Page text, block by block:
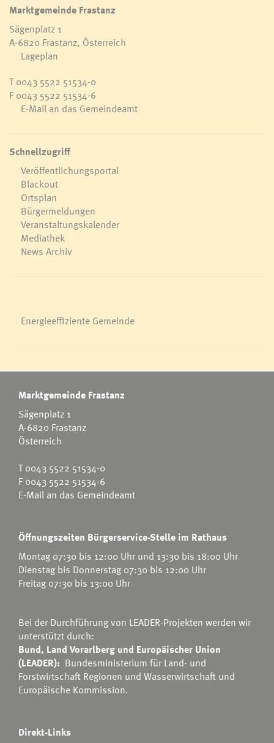
Marktgemeinde Frastanz
Sägenplatz 1
A-6820 Frastanz, Österreich
Lageplan
T0043 5522 51534-0
F 0043 5522 51534-6
E-Mail an das Gemeindeamt
Schnellzugriff
Veröffentlichungsportal
Blackout
Ortsplan
Bürgermeldungen
Veranstaltungskalender
Mediathek
News Archiv
Energieeffiziente Gemeinde
Marktgemeinde Frastanz
Sägenplatz 1
A-6820 Frastanz
Österreich
T0043 5522 51534-0
F 0043 5522 51534-6
E-Mail an das Gemeindeamt
Öffnungszeiten Bürgerservice-Stelle im Rathaus
Montag 07:30 bis 12:00 Uhr und 13:30 bis 18:00 Uhr
Dienstag bis Donnerstag 07:30 bis 12:00 Uhr
Freitag 07:30 bis 13:00 Uhr
Bei der Durchführung von LEADER-Projekten werden wir
unterstützt durch:
Bund, Land Vorarlberg und Europäischer Union
(LEADER): Bundesministerium für Land- und
Forstwirtschaft Regionen und Wasserwirtschaft und
Europäische Kommission.
Direkt-Links